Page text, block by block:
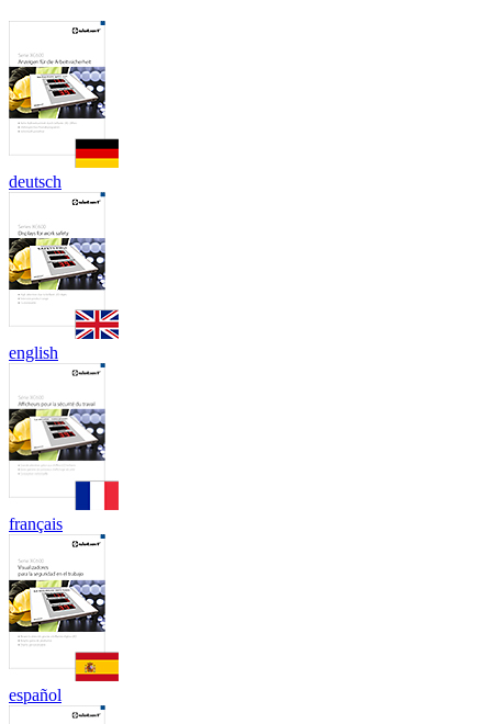
deutsch
english
français
español